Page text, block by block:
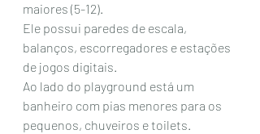
maiores (5-12).
Ele possui paredes de escala,
balanços, escorregadores e estações
de jogos digitais.
Ao lado do playground está um
banheiro com pias menores para os
pequenos, chuveiros e toilets.